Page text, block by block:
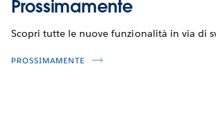
Prossimamente
Scopri tutte le nuove funzionalità in via di
PROSSIMAMENTE